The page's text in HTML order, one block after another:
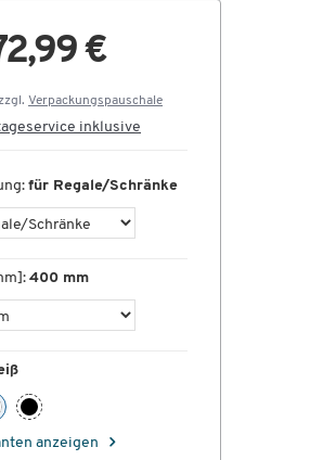
€
Verpackungspauschale
inklusive
für Regale/Schränke
400 mm
anzeigen